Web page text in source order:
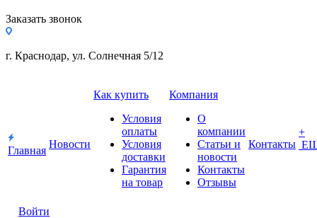
Заказать звонок
г. Краснодар, ул. Солнечная 5/12
Главная
Новости
Как купить
Условия
оплаты
Условия
доставки
Гарантия
на товар
Компания
О
компании
Статьи и
новости
Контакты
Отзывы
Контакты
+
Войти